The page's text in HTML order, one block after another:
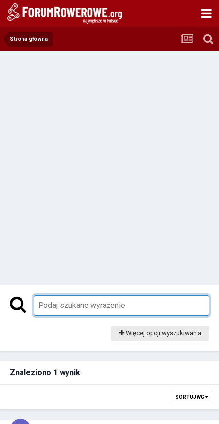
Strona główna
Więcej opcji wyszukiwania
Znaleziono 1 wynik
SORTUJ WG